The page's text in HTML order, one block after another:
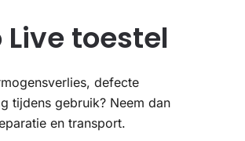
toestel
defecte
tijdens gebruik? Neem dan
en transport.